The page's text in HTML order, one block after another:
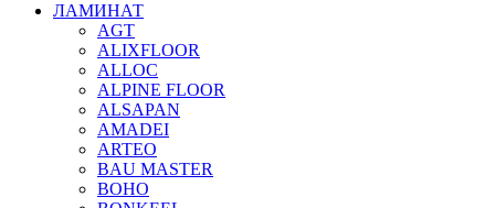
ЛАМИНАТ
AGT
ALIXFLOOR
ALLOC
ALPINE FLOOR
ALSAPAN
AMADEI
ARTEO
BAU MASTER
BOHO